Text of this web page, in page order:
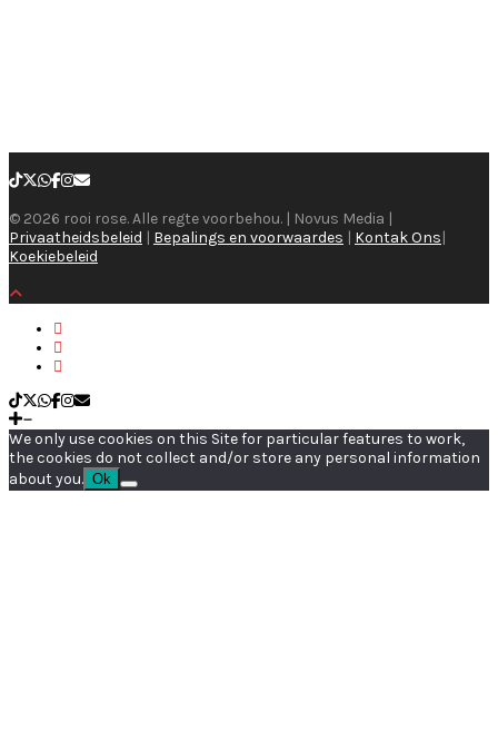
© 2026 rooi rose. Alle regte voorbehou. | Novus Media |
Privaatheidsbeleid | Bepalings en voorwaardes | Kontak Ons|
Koekiebeleid
We only use cookies on this Site for particular features to work,
the cookies do not collect and/or store any personal information
about you. Ok